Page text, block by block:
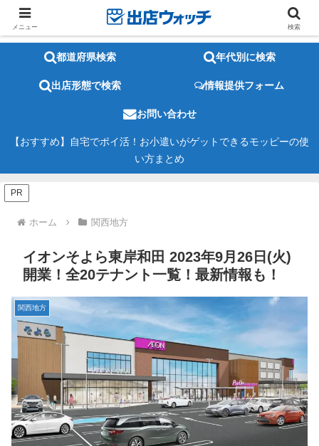
都道府県検索 年代別に検索
出店形態で検索 情報提供フォーム
お問い合わせ
【おすすめ】自宅でポイ活！お小遣いがゲットできるモッピーの使
い方まとめ
PR
ホーム 関西地方
イオンそよら東岸和田 2023年9月26日(火)
開業！全20テナント一覧！最新情報も！
関西地方
メニュー 検索